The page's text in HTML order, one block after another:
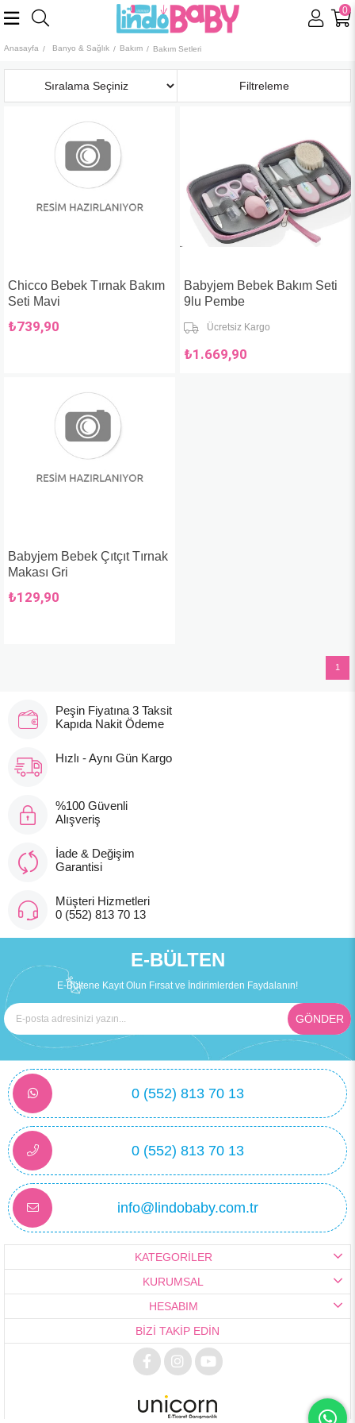
0
Anasayfa Banyo & Sağlık Bakım Bakım Setleri
Filtreleme
Sıralama
Chicco Bebek Tırnak Bakım
Seti Mavi
₺739,90
Babyjem Bebek Bakım Seti
9lu Pembe
Ücretsiz Kargo
₺1.669,90
Babyjem Bebek Çıtçıt Tırnak
Makası Gri
₺129,90
1
Peşin Fiyatına 3 Taksit
Kapıda Nakit Ödeme
Hızlı - Aynı Gün Kargo
%100 Güvenli
Alışveriş
İade & Değişim
Garantisi
Müşteri Hizmetleri
0 (552) 813 70 13
E-BÜLTEN
E-Bültene Kayıt Olun Fırsat ve İndirimlerden Faydalanın!
GÖNDER
0 (552) 813 70 13
0 (552) 813 70 13
info@lindobaby.com.tr
KATEGORİLER
KURUMSAL
HESABIM
BİZİ TAKİP EDİN